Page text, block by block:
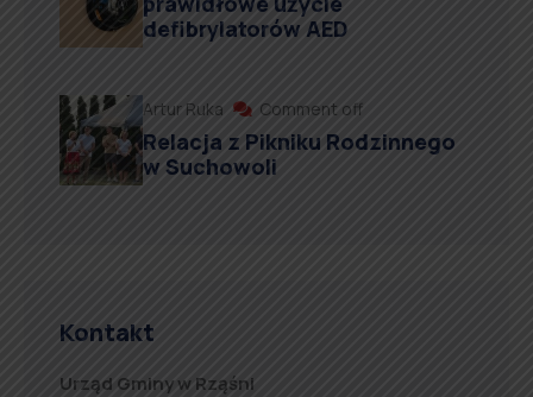
defibrylatorów AED
Artur Ruka Comment off
Relacja z Pikniku Rodzinnego
w Suchowoli
Kontakt
Urząd Gminy w Rząśni